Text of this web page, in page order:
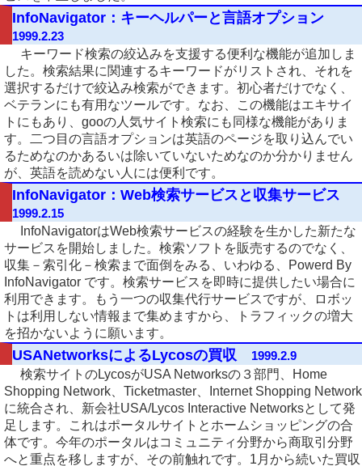
InfoNavigator：キーヘルパーと言語オプション
1999.2.23
キーワード検索の絞込みを支援する便利な機能が追加しま
した。検索結果に関連するキーワードがリストされ、それを
選択するだけで絞込み検索ができます。初心者だけでなく、
ベテランにも有用なツールです。なお、この機能はエキサイ
トにもあり、gooの人気サイト検索にも同様な機能がありま
す。二つ目の言語オプションは英語のページを取り込んでい
るためなのかあるいは除いていないためなのか分かりません
が、英語を読めない人には便利です。
InfoNavigator：Web検索サービスと収集サービス
1999.2.15
InfoNavigatorはWeb検索サービスの経験を生かした新たな
サービスを開始しました。検索ソフトを販売するのでなく、
収集－索引化－検索まで面倒をみる、いわゆる、Powerd By
InfoNavigator です。検索サービスを即時に提供したい場合に
利用できます。もう一つの収集代行サービスですが、ロボッ
トは利用しない情報まで集めますから、トラフィックの増大
を招かないように願います。
USANetworksによるLycosの買収
1999.2.9
検索サイトのLycosがUSA Networksの３部門、Home
Shopping Network、Ticketmaster、Internet Shopping Network
に統合され、新会社USA/Lycos Interactive Networksとして発
足します。これはポータルサイトとホームショッピングの合
体です。今年のポータルはコミュニティ分野から商取引分野
へと重点を移しますが、その前触れです。1月から続いた買収